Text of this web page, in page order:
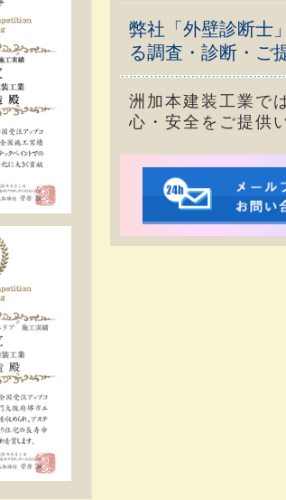
弊社「外壁診断士
る調査・診断・ご
洲加本建装工業で
心・安全をご提供